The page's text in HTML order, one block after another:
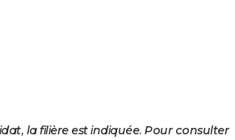
la filière est indiquée. Pour consulter